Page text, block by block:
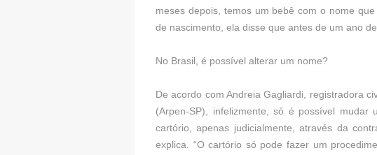
meses depois, temos um bebê com o nome
de nascimento, ela disse que antes de um ano
No Brasil, é possível alterar um nome?
De acordo com Andreia Gagliardi, registradora
(Arpen-SP), infelizmente, só é possível
cartório, apenas judicialmente, através da
explica. “O cartório só pode fazer um